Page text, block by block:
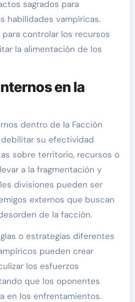
sagrados para
habilidades vampíricas.
para controlar los recursos
la alimentación de los
en la
dentro de la Facción
su efectividad
sobre territorio, recursos o
a la fragmentación y
divisiones pueden ser
externos que buscan
de la facción.
o estrategias diferentes
pueden crear
los esfuerzos
que los oponentes
en los enfrentamientos.